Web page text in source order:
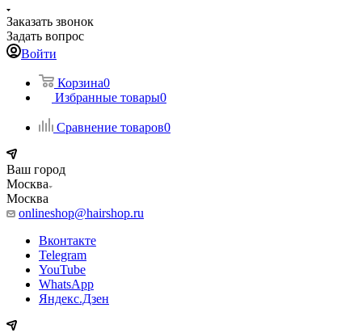
Заказать звонок
Задать вопрос
Войти
Корзина0
Избранные товары0
Сравнение товаров0
Ваш город
Москва
Москва
onlineshop@hairshop.ru
Вконтакте
Telegram
YouTube
WhatsApp
Яндекс.Дзен